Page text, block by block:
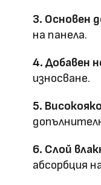
Оценка за
Клас на
снаждане
3. Основен
на панела.
4. Добавен
износване.
5.
6. Слой
абсорбция